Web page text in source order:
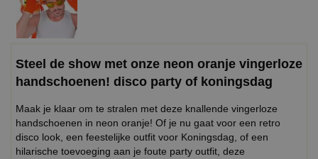
Steel de show met onze neon oranje vingerloze
handschoenen! disco party of koningsdag
Maak je klaar om te stralen met deze knallende vingerloze
handschoenen in neon oranje! Of je nu gaat voor een retro
disco look, een feestelijke outfit voor Koningsdag, of een
hilarische toevoeging aan je foute party outfit, deze